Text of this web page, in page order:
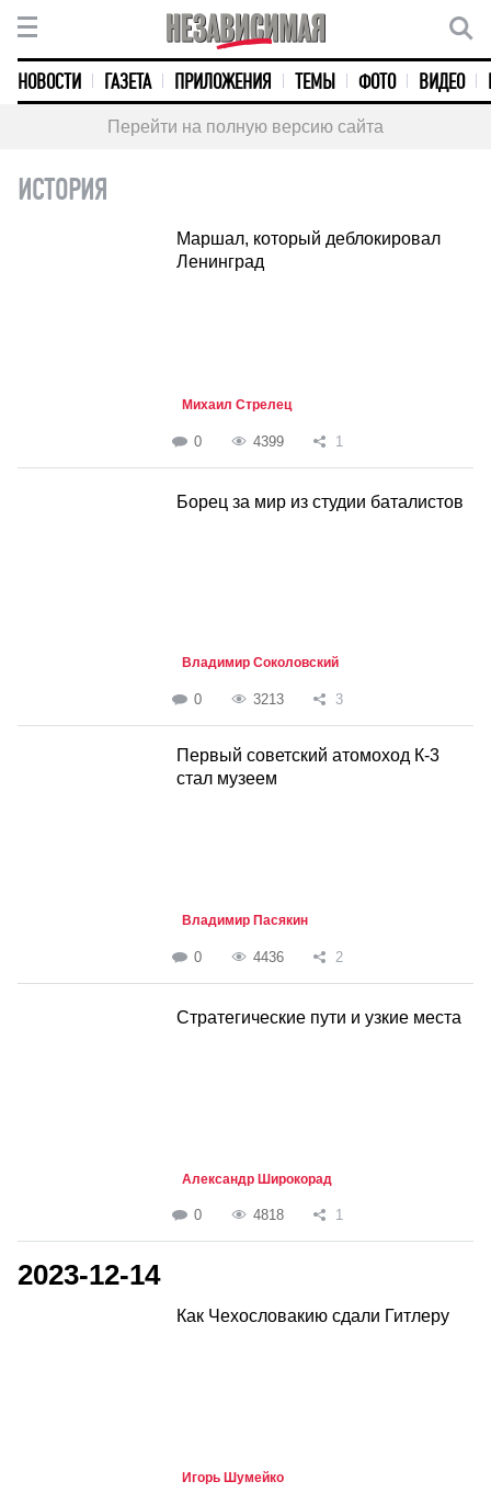
НОВОСТИ ГАЗЕТА ПРИЛОЖЕНИЯ ТЕМЫ ФОТО ВИДЕО
Перейти на полную версию сайта
ИСТОРИЯ
Маршал, который деблокировал
Ленинград
Михаил Стрелец
0 4399 1
Борец за мир из студии баталистов
Владимир Соколовский
0 3213 3
Первый советский атомоход К-3
стал музеем
Владимир Пасякин
0 4436 2
Стратегические пути и узкие места
Александр Широкорад
0 4818 1
2023-12-14
Как Чехословакию сдали Гитлеру
Игорь Шумейко